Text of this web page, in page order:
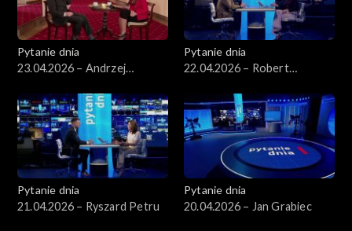
Pytanie dnia
23.04.2026 – Andrzej
Pytanie dnia
22.04.2026 – Robert
Pytanie dnia
21.04.2026 – Ryszard Petru
Pytanie dnia
20.04.2026 – Jan Grabiec